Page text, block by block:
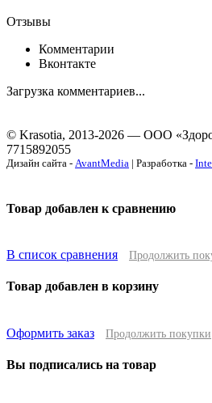
Отзывы
Комментарии
Вконтакте
Загрузка комментариев...
© Krasotia, 2013-2026 — ООО
7715892055
Дизайн сайта - AvantMedia | Разработка -
Товар добавлен к сравнению
В список сравнения Продолжить
Товар добавлен в корзину
Оформить заказ Продолжить покупки
Вы подписались на товар